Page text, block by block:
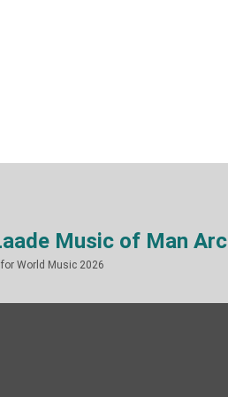
Music of Man
World Music 2026